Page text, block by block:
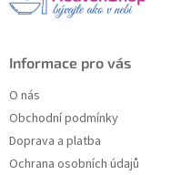
Informace pro vás
O nás
Obchodní podmínky
Doprava a platba
Ochrana osobních údajů